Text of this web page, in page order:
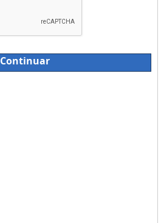
Continuar